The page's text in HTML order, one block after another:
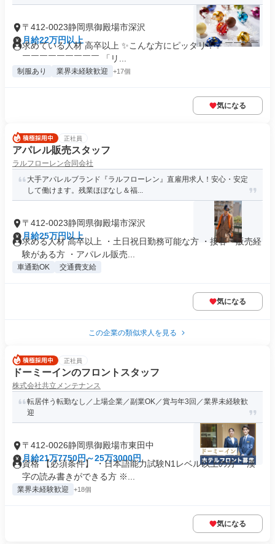
〒412-0023静岡県御殿場市深沢
月給22万円以上
求めている人材 高卒以上 ✨こんな方にピッタリ！✨ ￣￣￣￣
￣￣￣￣￣￣￣￣￣ 「リ...
制服あり 業界未経験歓迎 +17個
気になる
正社員
アパレル販売スタッフ
ラルフローレン合同会社
大手アパレルブランド『ラルフローレン』直雇用求人！安心・安定
して働けます。残業ほぼなし＆福...
〒412-0023静岡県御殿場市深沢
月給25万円以上
求める人材 高卒以上 ・土日祝日勤務可能な方 ・接客・販売経
験がある方 ・アパレル販売...
車通勤OK 交通費支給
気になる
この企業の類似求人を見る
正社員
ドーミーインのフロントスタッフ
株式会社共立メンテナンス
転居伴う転勤なし／上場企業／副業OK／賞与年3回／業界未経験歓
迎
〒412-0026静岡県御殿場市東田中
月給21万7750円～25万3000円
資格 【必須条件】 ・日本語能力試験N1レベル以上の方 ・漢
字の読み書きができる方 ※...
業界未経験歓迎 +18個
気になる